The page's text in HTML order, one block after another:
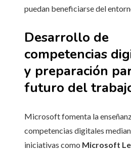
puedan beneficiarse del
Desarrollo de
competencias
y preparación
futuro del
Microsoft fomenta la
competencias digitales
iniciativas como Microsoft